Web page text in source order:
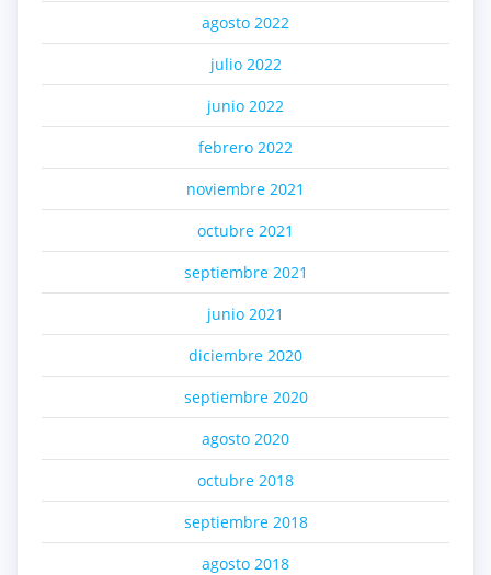
agosto 2022
julio 2022
junio 2022
febrero 2022
noviembre 2021
octubre 2021
septiembre 2021
junio 2021
diciembre 2020
septiembre 2020
agosto 2020
octubre 2018
septiembre 2018
agosto 2018